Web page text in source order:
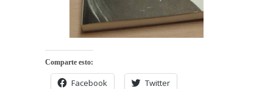
Comparte esto:
Facebook Twitter